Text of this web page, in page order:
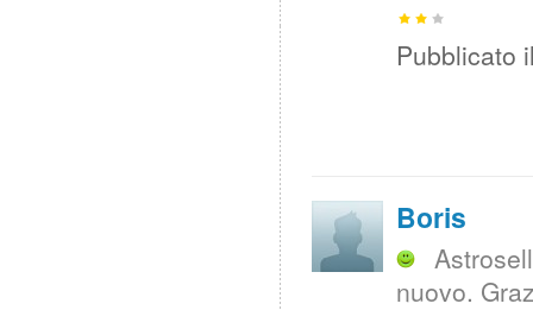
Pubblicato
Boris
nuovo.